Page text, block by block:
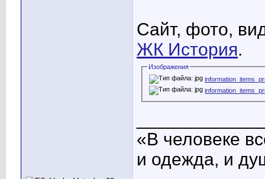
Сайт, фото,
ЖК История.
Изображения
«В человеке
и одежда, и